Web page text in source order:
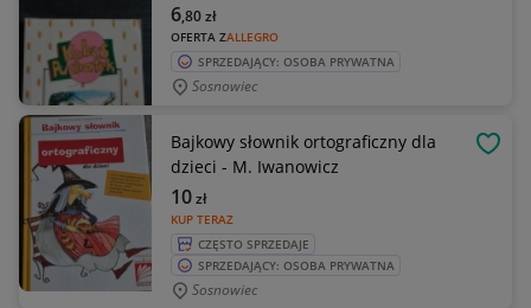
OFERTA ZALLEGRO
6,80zł
SPRZEDAJĄCY: OSOBA PRYWATNA
Sosnowiec
Bajkowy słownik ortograficzny dla
dzieci - M. Iwanowicz
KUP TERAZ
10zł
CZĘSTO SPRZEDAJE
SPRZEDAJĄCY: OSOBA PRYWATNA
Sosnowiec